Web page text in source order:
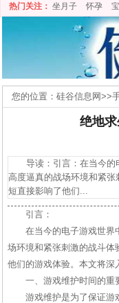
热门关注： 坐月子 怀孕
您的位置： 硅谷信息网>>
绝地
导读：引言：在当今的电
高度逼真的战场环境和紧
短直接影响了他们...
引言：
在当今的电子游戏世界
场环境和紧张刺激的战斗体
他们的游戏体验。本文将深
一、游戏维护时间的重
游戏维护是为了保证游